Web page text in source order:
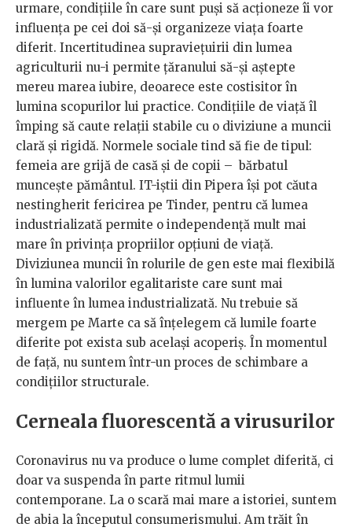
urmare, condițiile în care sunt puși să acționeze îi vor
influența pe cei doi să-și organizeze viața foarte
diferit. Incertitudinea supraviețuirii din lumea
agriculturii nu-i permite țăranului să-și aștepte
mereu marea iubire, deoarece este costisitor în
lumina scopurilor lui practice. Condițiile de viață îl
împing să caute relații stabile cu o diviziune a muncii
clară și rigidă. Normele sociale tind să fie de tipul:
femeia are grijă de casă și de copii – bărbatul
muncește pământul. IT-iștii din Pipera își pot căuta
nestingherit fericirea pe Tinder, pentru că lumea
industrializată permite o independență mult mai
mare în privința propriilor opțiuni de viață.
Diviziunea muncii în rolurile de gen este mai flexibilă
în lumina valorilor egalitariste care sunt mai
influente în lumea industrializată. Nu trebuie să
mergem pe Marte ca să înțelegem că lumile foarte
diferite pot exista sub același acoperiș. În momentul
de față, nu suntem într-un proces de schimbare a
condițiilor structurale.
Cerneala fluorescentă a virusurilor
Coronavirus nu va produce o lume complet diferită, ci
doar va suspenda în parte ritmul lumii
contemporane. La o scară mai mare a istoriei, suntem
de abia la începutul consumerismului. Am trăit în